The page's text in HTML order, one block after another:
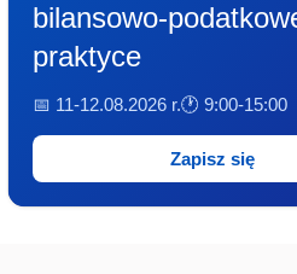
bilansowo-
praktyce
📅 11-12.08.2026 r.🕐 9:00-15:00
Zapisz się